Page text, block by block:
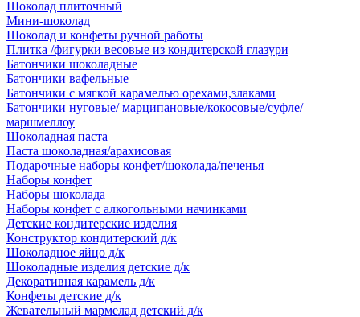
Шоколад плиточный
Мини-шоколад
Шоколад и конфеты ручной работы
Плитка /фигурки весовые из кондитерской глазури
Батончики шоколадные
Батончики вафельные
Батончики с мягкой карамелью орехами,злаками
Батончики нуговые/ марципановые/кокосовые/суфле/
маршмеллоу
Шоколадная паста
Паста шоколадная/арахисовая
Подарочные наборы конфет/шоколада/печенья
Наборы конфет
Наборы шоколада
Наборы конфет с алкогольными начинками
Детские кондитерские изделия
Конструктор кондитерский д/к
Шоколадное яйцо д/к
Шоколадные изделия детские д/к
Декоративная карамель д/к
Конфеты детские д/к
Жевательный мармелад детский д/к